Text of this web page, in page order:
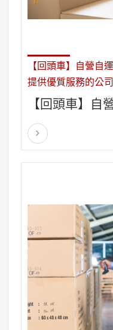
【回頭車】自營自
提供優質服務的公
個地方搬到另一個
結構和專業程度不
【回頭車】自